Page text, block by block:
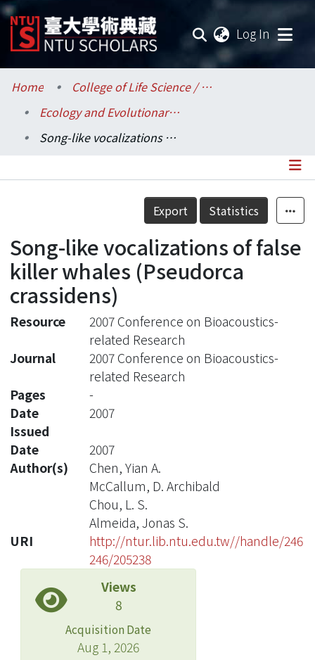
Log In
Communities & Collections
Research Outputs
Statistics
Home
College of Life Science / 生命科學院
Ecology and Evolutionary Biology / 生態學與演化生物學研究所
Song-like vocalizations of false killer whales (Pseudorca crassidens)
Details
Export Statistics
Song-like vocalizations of false
killer whales (Pseudorca
crassidens)
Resource
2007 Conference on Bioacoustics-
related Research
Journal
2007 Conference on Bioacoustics-
related Research
Pages
-
Date
Issued
2007
Date
2007
Author(s)
Chen, Yian A.
McCallum, D. Archibald
Chou, L. S.
Almeida, Jonas S.
URI
http://ntur.lib.ntu.edu.tw//handle/246
246/205238
Views
8
Acquisition Date
Aug 1, 2026